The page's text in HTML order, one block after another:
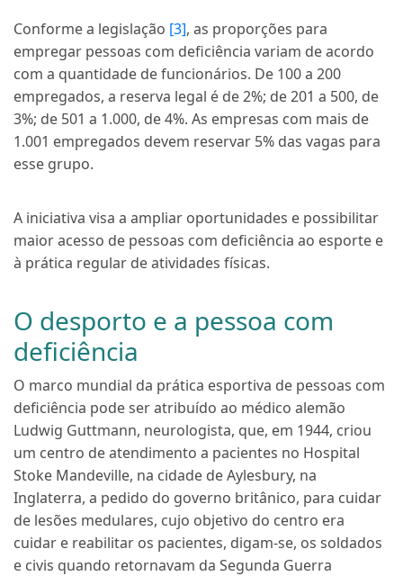
Conforme a legislação [3], as proporções para
empregar pessoas com deficiência variam de acordo
com a quantidade de funcionários. De 100 a 200
empregados, a reserva legal é de 2%; de 201 a 500, de
3%; de 501 a 1.000, de 4%. As empresas com mais de
1.001 empregados devem reservar 5% das vagas para
esse grupo.
A iniciativa visa a ampliar oportunidades e possibilitar
maior acesso de pessoas com deficiência ao esporte e
à prática regular de atividades físicas.
O desporto e a pessoa com
deficiência
O marco mundial da prática esportiva de pessoas com
deficiência pode ser atribuído ao médico alemão
Ludwig Guttmann, neurologista, que, em 1944, criou
um centro de atendimento a pacientes no Hospital
Stoke Mandeville, na cidade de Aylesbury, na
Inglaterra, a pedido do governo britânico, para cuidar
de lesões medulares, cujo objetivo do centro era
cuidar e reabilitar os pacientes, digam-se, os soldados
e civis quando retornavam da Segunda Guerra